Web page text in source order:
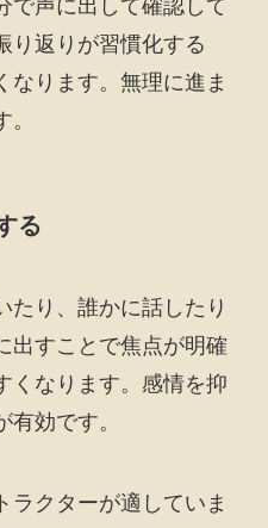
で声に出して確認して
り返りが習慣化する
なります。無理に進ま
る
たり、誰かに話したり
出すことで焦点が明確
くなります。感情を抑
効です。
ラクターが適していま